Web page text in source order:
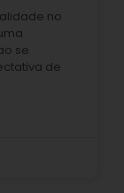
no
se
de